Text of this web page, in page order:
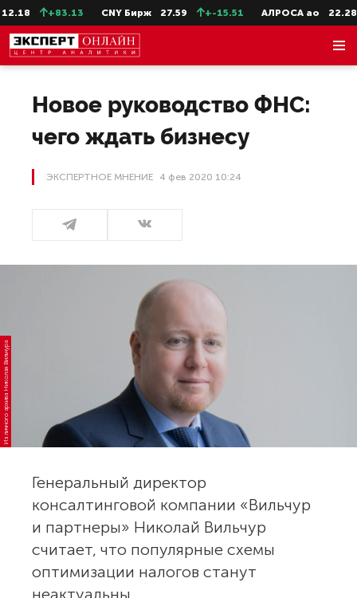
+83.13 CNY Бирж 27.59 +-15.51 АЛРОСА ао 22.28 -0.31
Новое руководство ФНС:
чего ждать бизнесу
ЭКСПЕРТНОЕ МНЕНИЕ 4 фев 2020 10:24
Из личного архива Николая Вильчура
Генеральный директор
консалтинговой компании «Вильчур
и партнеры» Николай Вильчур
считает, что популярные схемы
оптимизации налогов станут